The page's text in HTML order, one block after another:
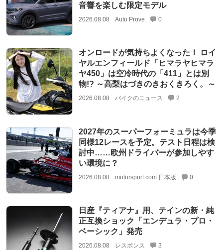
音響を楽しむ限定モデル
2026.08.08 Auto Prove 0
オンロードが気持ちよくなった！ ロイ
ヤルエンフィールド「ヒマラヤヒマラ
ヤ450」は空冷時代の「411」とは別
物!? ～高梨はづきのきおくきろく。～
2026.08.08 バイクのニュース 2
2027年のスーパーフォーミュラは今季
同様12レースを予定。テスト日程は検
討中……欧州ドライバーが参加しやす
い環境に？
2026.08.08 motorsport.com 日本版 0
日産『ティアナ』用、テインの新・純
正互換ショック「エンデュラ・プロ・
ベーシック」発売
2026.08.08 レスポンス 3